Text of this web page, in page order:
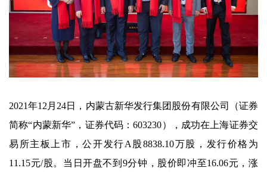
2021年12月24日，内蒙古新华发行集团股份有限公司（证券
简称“内蒙新华”，证券代码：603230），成功在上海证券交
易所主板上市，公开发行A股8838.10万股，发行价格为
11.15元/股。当日开盘不到9分钟，股价即冲至16.06元，涨